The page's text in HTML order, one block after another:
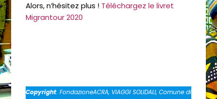
Alors, n’hésitez plus ! Téléchargez le livret
Migrantour 2020
Copyright: FondazioneACRA, VIAGGI SOLIDALI, Comune di